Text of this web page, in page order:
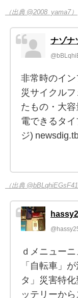
（出典 @2008_yama7）
ナゾナ
非常時のイ
災サイクル
たもの・大
電できるタ
ジ)
（出典
ｄメニュー
「自転車」
タ」災害特
ッテリーか